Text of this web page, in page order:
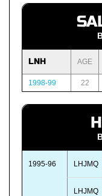
LNH AGE
1998-99 22
1995-96 LHJMQ
LHJMQ